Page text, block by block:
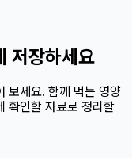
저장하세요
보세요. 함께 먹는 영양
확인할 자료로 정리할